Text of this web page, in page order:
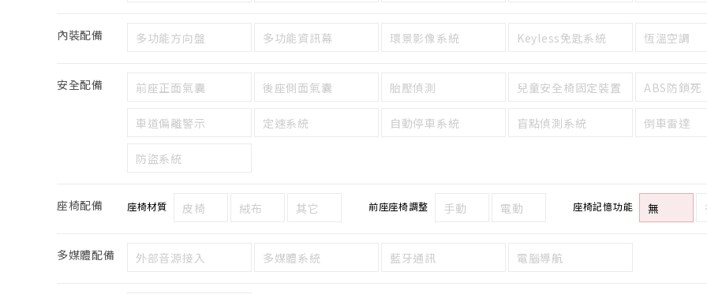
內裝配備 多功能方向盤 多功能資訊幕 環景影像系統 Keyless免匙系統 恆溫空調
安全配備 前座正面氣囊 後座側面氣囊 胎壓偵測 兒童安全椅固定裝置 ABS防鎖死
車道偏離警示 定速系統 自動停車系統 盲點偵測系統 倒車雷達
防盜系統
座椅配備 座椅材質 皮椅 絨布 其它 前座座椅調整 手動 電動 座椅記憶功能 無
多媒體配備 外部音源接入 多媒體系統 藍牙通訊 電腦導航